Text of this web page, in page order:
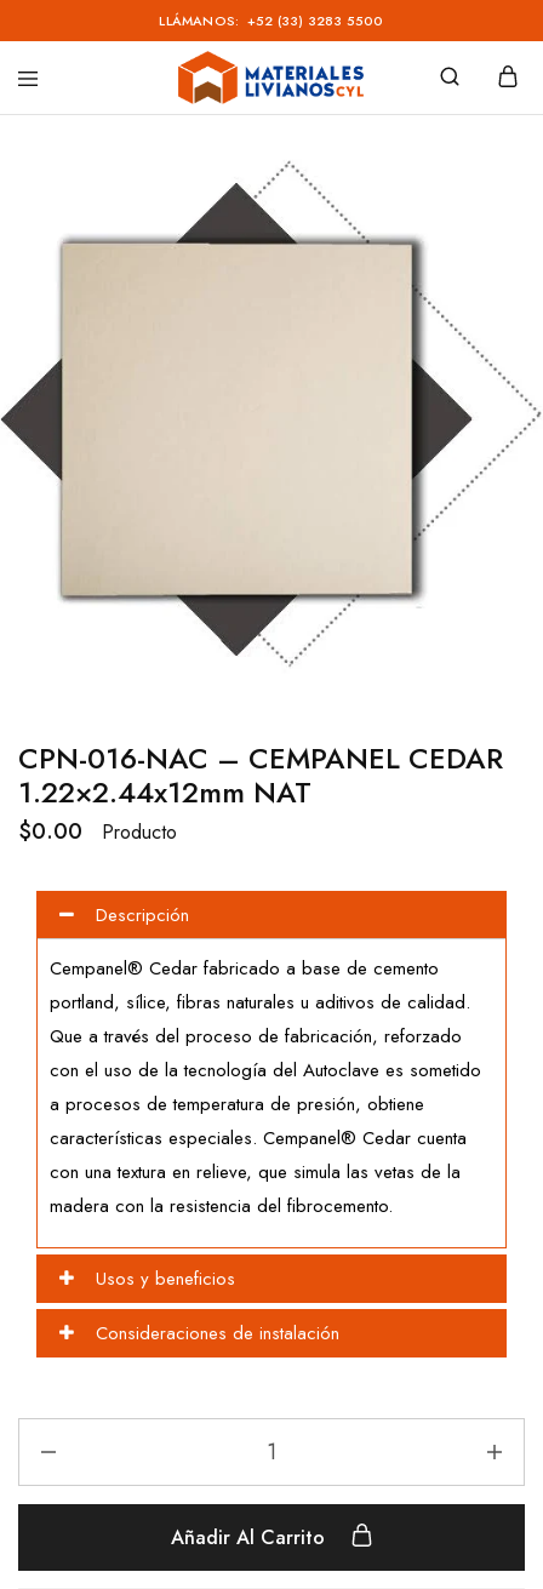
LLÁMANOS: +52 (33) 3283 5500
Materiales
CPN-016-NAC – CEMPANEL CEDAR
1.22×2.44x12mm NAT
$0.00 Producto
Descripción
Cempanel® Cedar fabricado a base de cemento
portland, sílice, fibras naturales u aditivos de calidad.
Que a través del proceso de fabricación, reforzado
con el uso de la tecnología del Autoclave es sometido
a procesos de temperatura de presión, obtiene
características especiales. Cempanel® Cedar cuenta
con una textura en relieve, que simula las vetas de la
madera con la resistencia del fibrocemento.
Usos y beneficios
Consideraciones de instalación
Añadir Al Carrito